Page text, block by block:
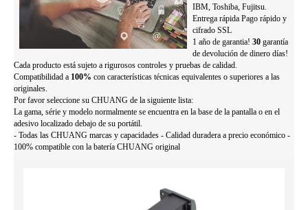
IBM, Toshiba, Fujitsu.
Entrega rápida Pago rápido y
cifrado SSL
1 año de garantia! 30 garantía
de devolución de dinero días!
Cada producto está sujeto a rigurosos controles y pruebas de calidad.
Compatibilidad a 100% con características técnicas equivalentes o superiores a las
originales.
Por favor seleccione su CHUANG de la siguiente lista:
La gama, série y modelo normalmente se encuentra en la base de la pantalla o en el
adesivo localizado debajo de su portátil.
- Todas las CHUANG marcas y capacidades - Calidad duradera a precio económico -
100% compatible con la batería CHUANG original